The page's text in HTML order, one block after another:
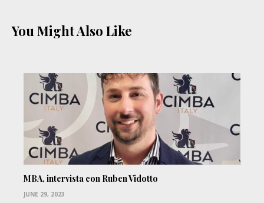
You Might Also Like
MBA, intervista con Ruben Vidotto
JUNE 29, 2023